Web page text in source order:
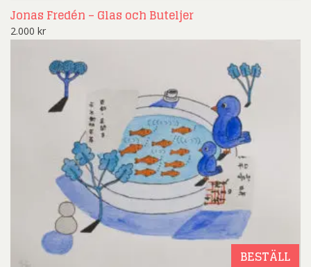
Jonas Fredén – Glas och Buteljer
2.000 kr
BESTÄLL